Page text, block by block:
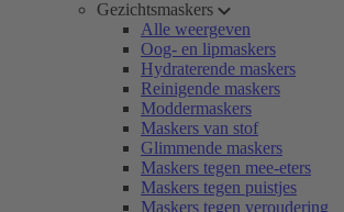
Gezichtsmaskers
Alle weergeven
Oog- en lipmaskers
Hydraterende maskers
Reinigende maskers
Moddermaskers
Maskers van stof
Glimmende maskers
Maskers tegen mee-eters
Maskers tegen puistjes
Maskers tegen veroudering